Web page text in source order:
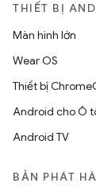
THIẾT BỊ
Màn hình lớn
Wear OS
Thiết bị
Android cho Ô
Android TV
BẢN PHÁT